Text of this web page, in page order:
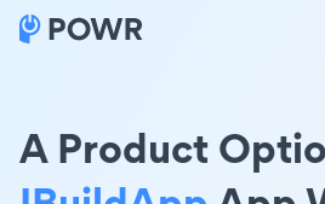
A Product